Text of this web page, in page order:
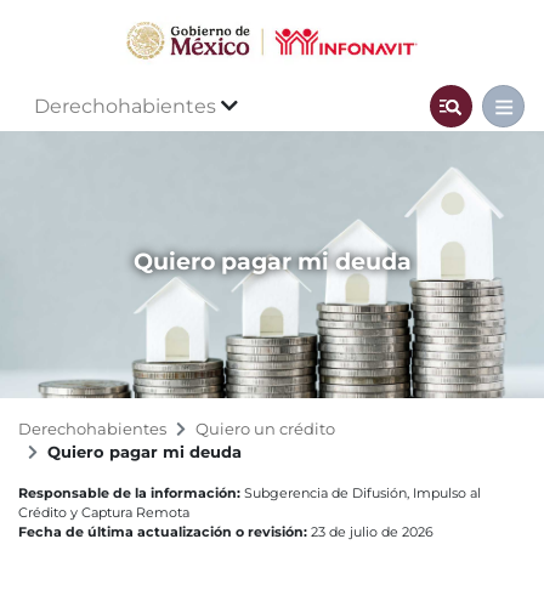
Derechohabientes
Quiero pagar mi deuda
Derechohabientes
Quiero un crédito
Quiero pagar mi deuda
Responsable de la información: Subgerencia de Difusión, Impulso al
Crédito y Captura Remota
Fecha de última actualización o revisión: 23 de julio de 2026